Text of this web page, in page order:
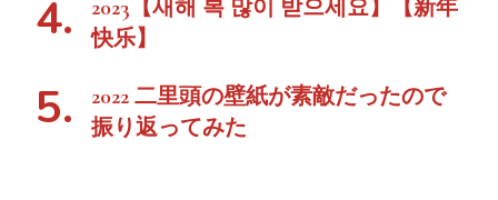
2023【새해 복 많이 받으세요】【新年
快乐】
2022 二里頭の壁紙が素敵だったので
振り返ってみた